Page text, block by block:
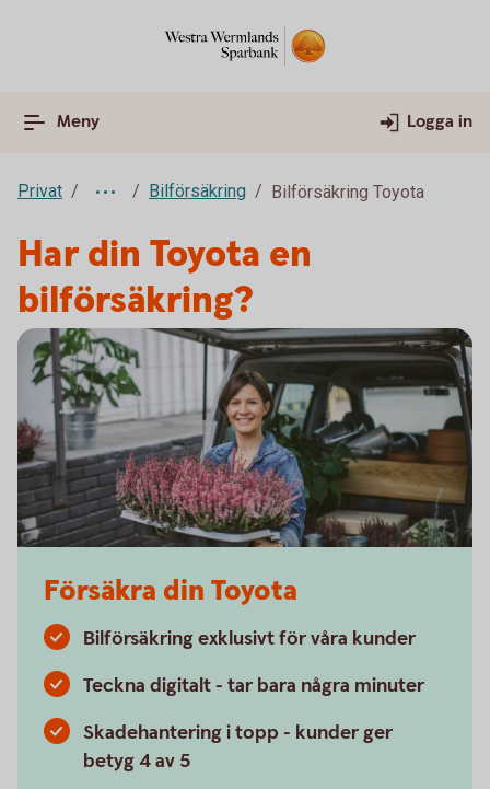
Meny Logga in
Privat Bilförsäkring Bilförsäkring Toyota
Har din Toyota en
bilförsäkring?
Försäkra din Toyota
Bilförsäkring exklusivt för våra kunder
Teckna digitalt - tar bara några minuter
Skadehantering i topp - kunder ger
betyg 4 av 5